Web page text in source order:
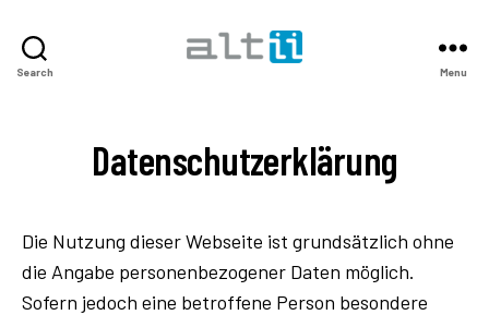
Search Menu
Datenschutzerklärung
Die Nutzung dieser Webseite ist grundsätzlich ohne
die Angabe personenbezogener Daten möglich.
Sofern jedoch eine betroffene Person besondere